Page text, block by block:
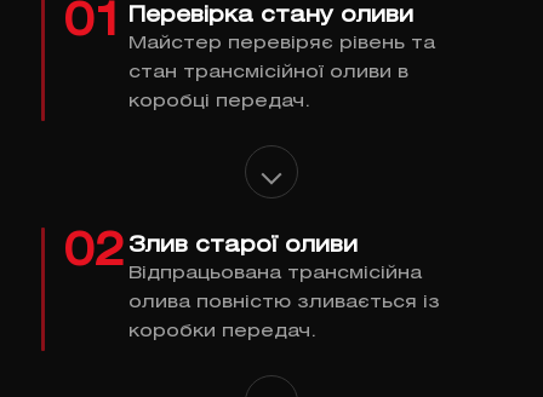
01 Перевірка стану оливи
Майстер перевіряє рівень та
стан трансмісійної оливи в
коробці передач.
02 Злив старої оливи
Відпрацьована трансмісійна
олива повністю зливається із
коробки передач.